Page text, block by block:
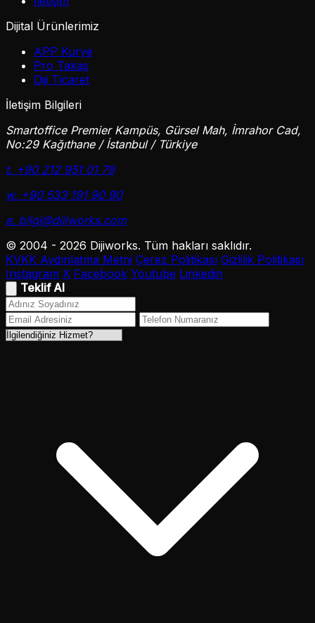
Dijital Ürünlerimiz
APP Kurye
Pro Takas
Diji Ticaret
İletişim Bilgileri
Smartoffice Premier Kampüs, Gürsel Mah, İmrahor Cad,
No:29 Kağıthane / İstanbul / Türkiye
t. +90 212 951 01 79
w. +90 533 191 90 90
e. bilgi@dijiworks.com
© 2004 - 2026 Dijiworks. Tüm hakları saklıdır.
KVKK Aydınlatma Metni Çerez Politikası Gizlilik Politikası
Instagram X Facebook Youtube Linkedin
Teklif Al